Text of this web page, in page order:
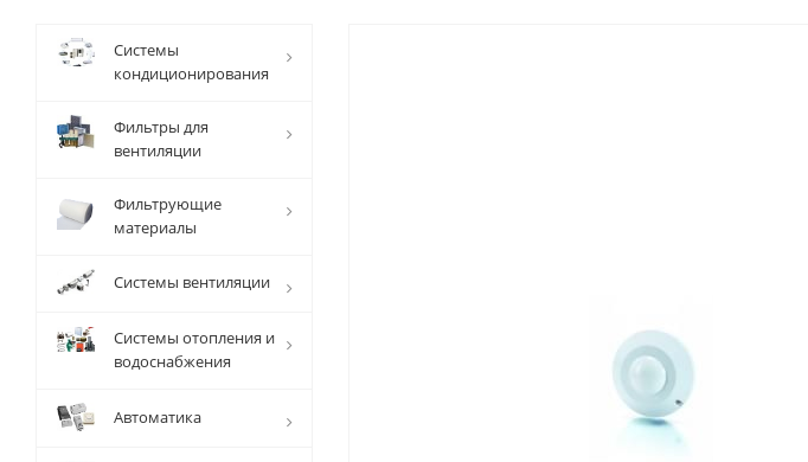
Системы
кондиционирования
Фильтры для
вентиляции
Фильтрующие
материалы
Системы вентиляции
Системы отопления и
водоснабжения
Автоматика